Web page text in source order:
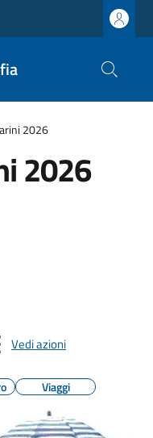
2026
2026
Vedi azioni
Viaggi